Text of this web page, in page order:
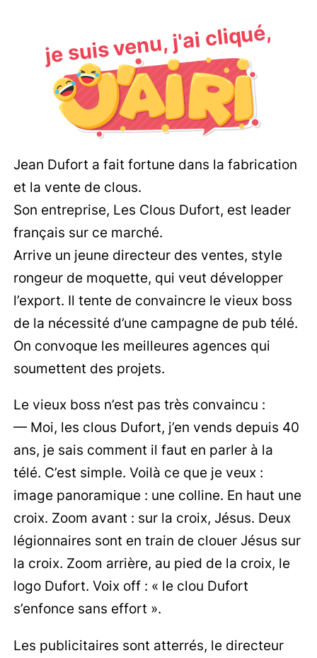
je suis venu, j'ai cliqué,
Jean Dufort a fait fortune dans la fabrication
et la vente de clous.
Son entreprise, Les Clous Dufort, est leader
français sur ce marché.
Arrive un jeune directeur des ventes, style
rongeur de moquette, qui veut développer
l’export. Il tente de convaincre le vieux boss
de la nécessité d’une campagne de pub télé.
On convoque les meilleures agences qui
soumettent des projets.
Le vieux boss n’est pas très convaincu :
— Moi, les clous Dufort, j’en vends depuis 40
ans, je sais comment il faut en parler à la
télé. C’est simple. Voilà ce que je veux :
image panoramique : une colline. En haut une
croix. Zoom avant : sur la croix, Jésus. Deux
légionnaires sont en train de clouer Jésus sur
la croix. Zoom arrière, au pied de la croix, le
logo Dufort. Voix off : « le clou Dufort
s’enfonce sans effort ».
Les publicitaires sont atterrés, le directeur